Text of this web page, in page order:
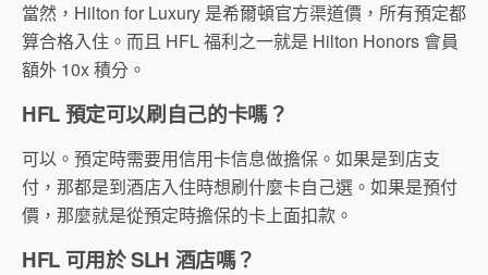
當然，Hilton for Luxury 是希爾頓官方渠道價，所有預定都
算合格入住。而且 HFL 福利之一就是 Hilton Honors 會員
額外 10x 積分。
HFL 預定可以刷自己的卡嗎？
可以。預定時需要用信用卡信息做擔保。如果是到店支
付，那都是到酒店入住時想刷什麼卡自己選。如果是預付
價，那麼就是從預定時擔保的卡上面扣款。
HFL 可用於 SLH 酒店嗎？